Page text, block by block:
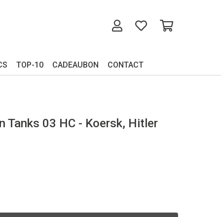
TOP-10 CADEAUBON CONTACT
Tanks 03 HC - Koersk, Hitler